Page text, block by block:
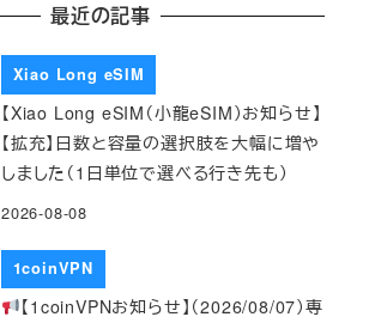
最近の記事
Xiao Long eSIM
【Xiao Long eSIM（小龍eSIM）お知らせ】
【拡充】日数と容量の選択肢を大幅に増や
しました（1日単位で選べる行き先も）
2026-08-08
1coinVPN
【1coinVPNお知らせ】（2026/08/07）専